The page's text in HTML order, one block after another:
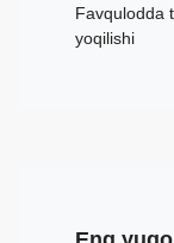
Favqulodda
yoqilishi